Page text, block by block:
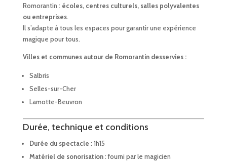
Romorantin : écoles, centres culturels, salles polyvalentes
ou entreprises.
Il s’adapte à tous les espaces pour garantir une expérience
magique pour tous.
Villes et communes autour de Romorantin desservies :
Salbris
Selles-sur-Cher
Lamotte-Beuvron
Durée, technique et conditions
Durée du spectacle : 1h15
Matériel de sonorisation: fourni par le magicien